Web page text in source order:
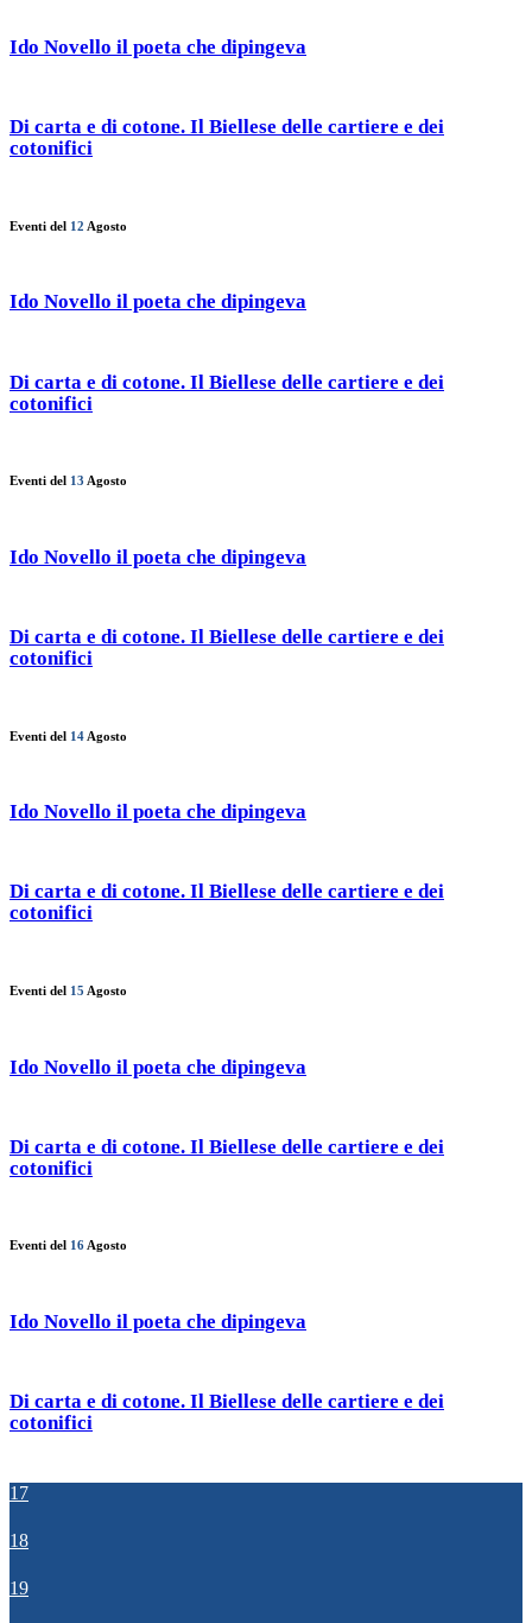
Ido Novello il poeta che dipingeva
Di carta e di cotone. Il Biellese delle cartiere e dei
cotonifici
Eventi del 12 Agosto
Ido Novello il poeta che dipingeva
Di carta e di cotone. Il Biellese delle cartiere e dei
cotonifici
Eventi del 13 Agosto
Ido Novello il poeta che dipingeva
Di carta e di cotone. Il Biellese delle cartiere e dei
cotonifici
Eventi del 14 Agosto
Ido Novello il poeta che dipingeva
Di carta e di cotone. Il Biellese delle cartiere e dei
cotonifici
Eventi del 15 Agosto
Ido Novello il poeta che dipingeva
Di carta e di cotone. Il Biellese delle cartiere e dei
cotonifici
Eventi del 16 Agosto
Ido Novello il poeta che dipingeva
Di carta e di cotone. Il Biellese delle cartiere e dei
cotonifici
17
18
19